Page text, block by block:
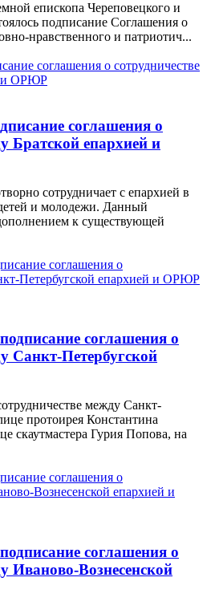
епископа Череповецкого и
подписание Соглашения о
нравственного и патриотич...
соглашения о
Братской епархией и
сотрудничает с епархией в
и молодежи. Данный
к существующей
соглашения о
Санкт-Петербугской
между Санкт-
протоирея Константина
скаутмастера Гурия Попова, на
соглашения о
Иваново-Вознесенской